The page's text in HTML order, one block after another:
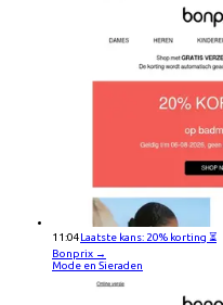
11:04Laatste kans: 20% korting ⏳
Bonprix →
Mode en Sieraden